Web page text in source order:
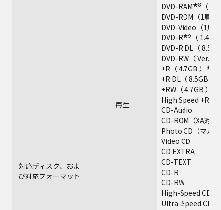
対応ディスク、およ
び対応フォーマット
再生
DVD-RAM★8
（
DVD-ROM（1層、
DVD-Video（1層
DVD-R★9
（
DVD-R DL（
DVD-RW（
+R（ 4.7GB ）
★10
+R DL（ 8.5GB ）
+RW（ 4.7GB ）
High Speed +RW
CD-Audio
CD-ROM（XA対応
Photo CD（マル
Video CD
CD EXTRA
CD-TEXT
CD-R
CD-RW
High-Speed CD-
Ultra-Speed CD-